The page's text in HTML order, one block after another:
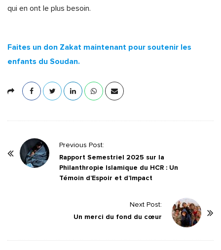
qui en ont le plus besoin.
Faites un don Zakat maintenant pour soutenir les
enfants du Soudan.
Previous Post:
Rapport Semestriel 2025 sur la
Philanthropie Islamique du HCR : Un
Témoin d’Espoir et d’Impact
Next Post:
Un merci du fond du cœur